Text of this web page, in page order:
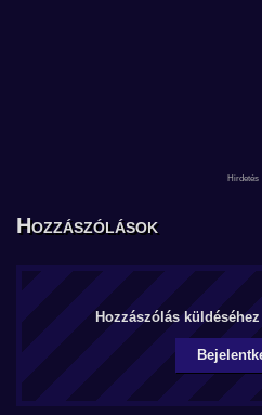
Hozzászólások
Hozzászólás